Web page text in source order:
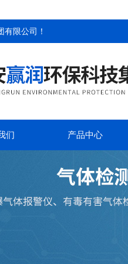
有限公司 ！
们 产品中心